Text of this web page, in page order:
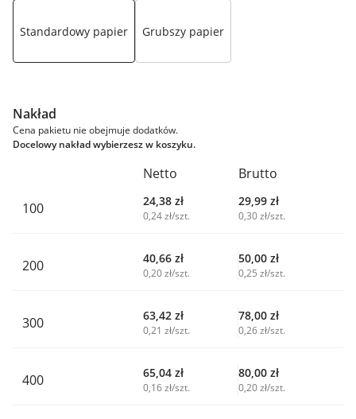
Standardowy papier Grubszy papier
Nakład
Cena pakietu nie obejmuje dodatków.
Docelowy nakład wybierzesz w koszyku.
Netto
Brutto
100
24,38 zł
0,24 zł/szt.
29,99 zł
0,30 zł/szt.
200 40,66 zł
0,20 zł/szt.
50,00 zł
0,25 zł/szt.
300 63,42 zł
0,21 zł/szt.
78,00 zł
0,26 zł/szt.
400 65,04 zł
0,16 zł/szt.
80,00 zł
0,20 zł/szt.